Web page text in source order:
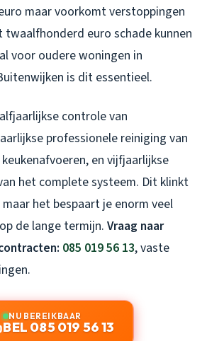
maar voorkomt verstoppingen
euro schade kunnen
voor oudere woningen in
is dit essentieel.
controle van
professionele reiniging van
en vijfjaarlijkse
het complete systeem. Dit klinkt
het bespaart je enorm veel
de lange termijn. Vraag naar
085 019 56 13, vaste
NU BEREIKBAAR
BEL 085 019 56 13